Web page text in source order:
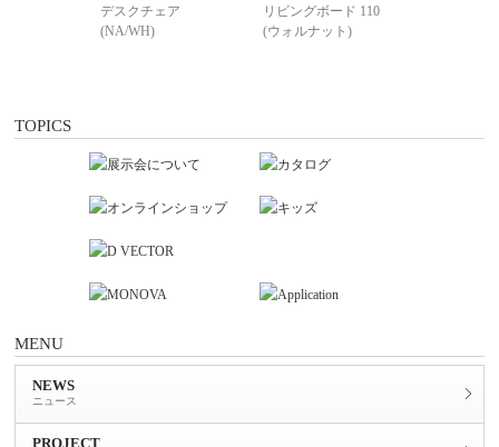
デスクチェア
(NA/WH)
リビングボード 110
(ウォルナット)
TOPICS
MENU
NEWS
ニュース
PROJECT